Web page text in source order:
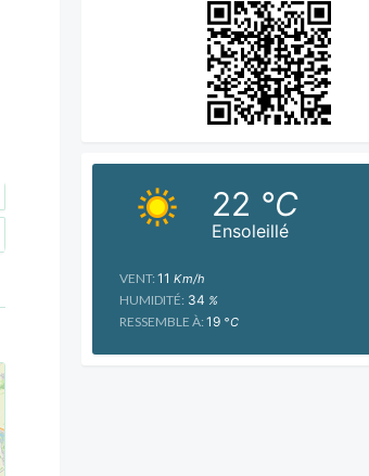
Ensoleillé
22 °C
VENT: 11 Km/h
HUMIDITÉ: 34 %
RESSEMBLE À: 19°C